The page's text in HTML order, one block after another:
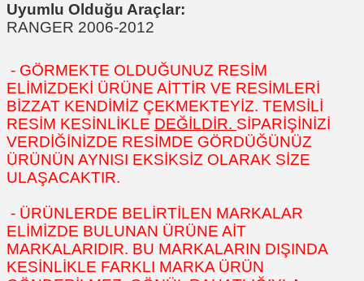
Uyumlu Olduğu Araçlar:
RANGER 2006-2012
- GÖRMEKTE OLDUĞUNUZ RESİM
ELİMİZDEKİ ÜRÜNE AİTTİR VE RESİMLERİ
BİZZAT KENDİMİZ ÇEKMEKTEYİZ. TEMSİLİ
RESİM KESİNLİKLE DEĞİLDİR. SİPARİŞİNİZİ
VERDİĞİNİZDE RESİMDE GÖRDÜĞÜNÜZ
ÜRÜNÜN AYNISI EKSİKSİZ OLARAK SİZE
ULAŞACAKTIR.
- ÜRÜNLERDE BELİRTİLEN MARKALAR
ELİMİZDE BULUNAN ÜRÜNE AİT
MARKALARIDIR. BU MARKALARIN DIŞINDA
KESİNLİKLE FARKLI MARKA ÜRÜN